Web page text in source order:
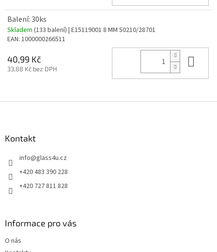
Balení: 30ks
Skladem (133 balení) | E15119001 8 MM 50210/28701
EAN: 1000000266511
40,99 Kč
33,88 Kč bez DPH
Kontakt
info@glass4u.cz
+420 483 390 228
+420 727 811 828
Informace pro vás
O nás